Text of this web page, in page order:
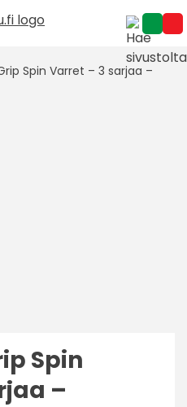
Spin Varret – 3 sarjaa –
Spin
–